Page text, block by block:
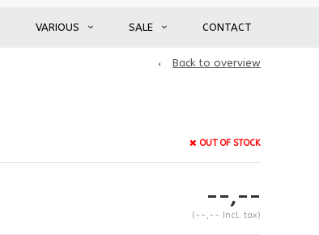
VARIOUS SALE CONTACT
Back to overview
OUT OF STOCK
--,--
(--,-- Incl. tax)